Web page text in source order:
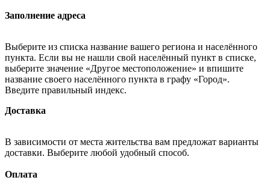
Заполнение адреса
Выберите из списка название вашего региона и населённого
пункта. Если вы не нашли свой населённый пункт в списке,
выберите значение «Другое местоположение» и впишите
название своего населённого пункта в графу «Город».
Введите правильный индекс.
Доставка
В зависимости от места жительства вам предложат варианты
доставки. Выберите любой удобный способ.
Оплата